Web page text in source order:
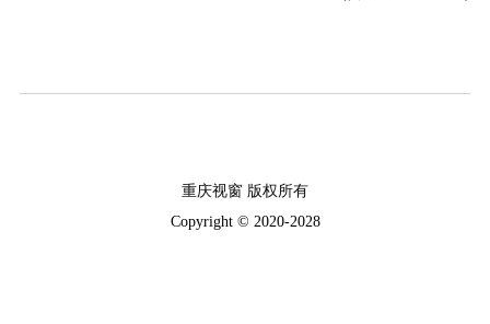
重庆视窗 版权所有
Copyright © 2020-2028